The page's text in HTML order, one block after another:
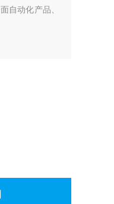
自动化产品、